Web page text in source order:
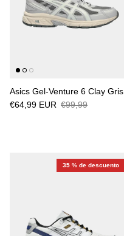
Asics Gel-Venture 6 Clay Gris
€64,99 EUR €99,99
35 % de descuento